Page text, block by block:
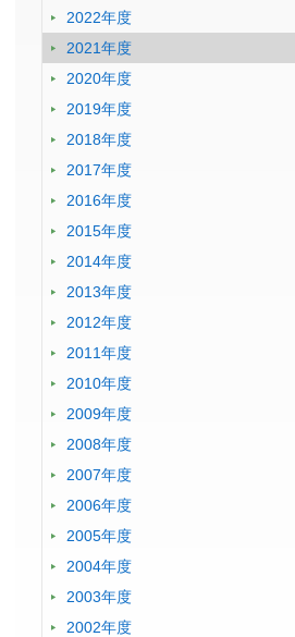
2022年度
2021年度
2020年度
2019年度
2018年度
2017年度
2016年度
2015年度
2014年度
2013年度
2012年度
2011年度
2010年度
2009年度
2008年度
2007年度
2006年度
2005年度
2004年度
2003年度
2002年度